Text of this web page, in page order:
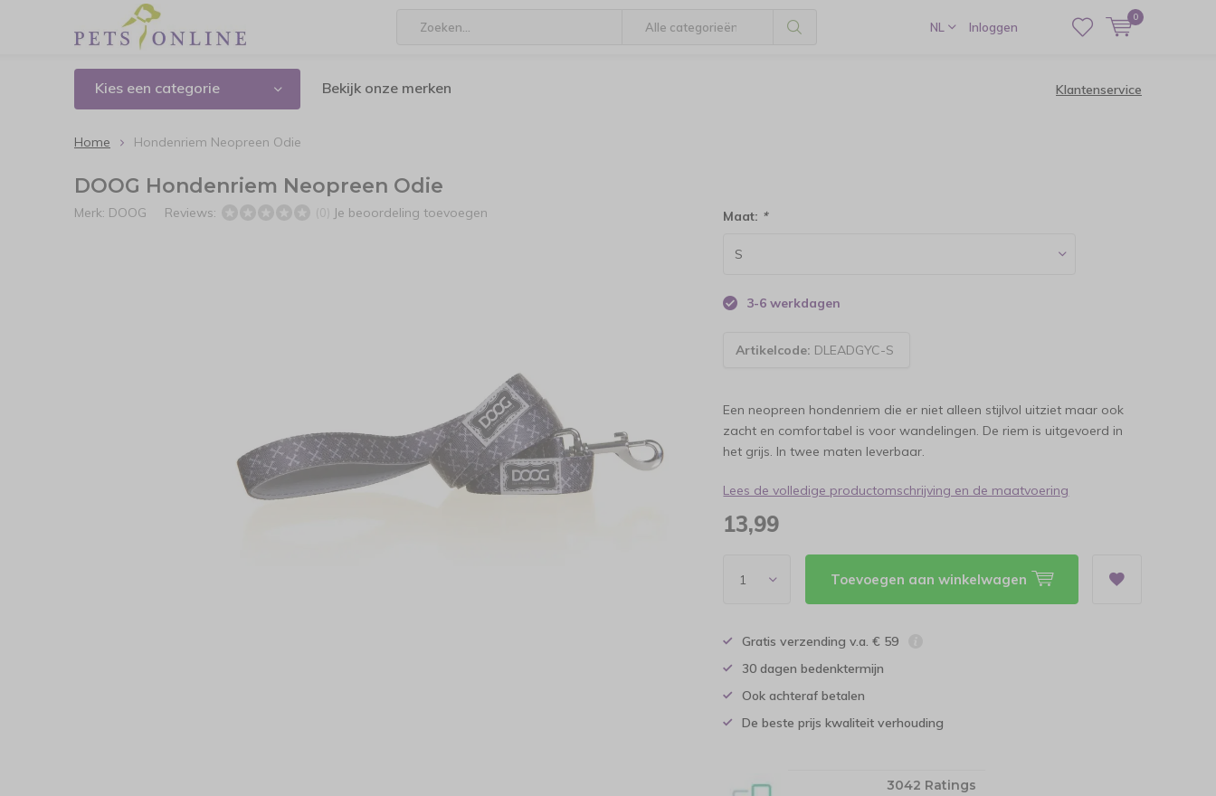
NL Inloggen
0
Kies een categorie Bekijk onze merken Klantenservice
Home Hondenriem Neopreen Odie
DOOG Hondenriem Neopreen Odie
Merk: DOOG Reviews: (0) Je beoordeling toevoegen Maat: *
3-6 werkdagen
Artikelcode: DLEADGYC-S
Een neopreen hondenriem die er niet alleen stijlvol uitziet maar ook
zacht en comfortabel is voor wandelingen. De riem is uitgevoerd in
het grijs. In twee maten leverbaar.
Lees de volledige productomschrijving en de maatvoering
13,99
Toevoegen aan winkelwagen
Gratis verzending v.a. € 59
30 dagen bedenktermijn
Ook achteraf betalen
De beste prijs kwaliteit verhouding
3042 Ratings